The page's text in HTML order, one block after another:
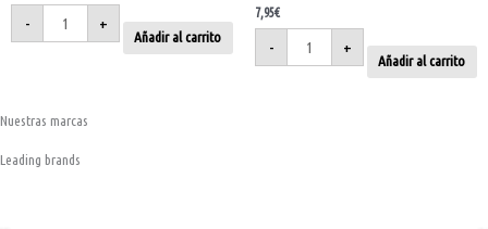
- +
Añadir al carrito
7,95€
- +
Añadir al carrito
Nuestras marcas
Leading brands